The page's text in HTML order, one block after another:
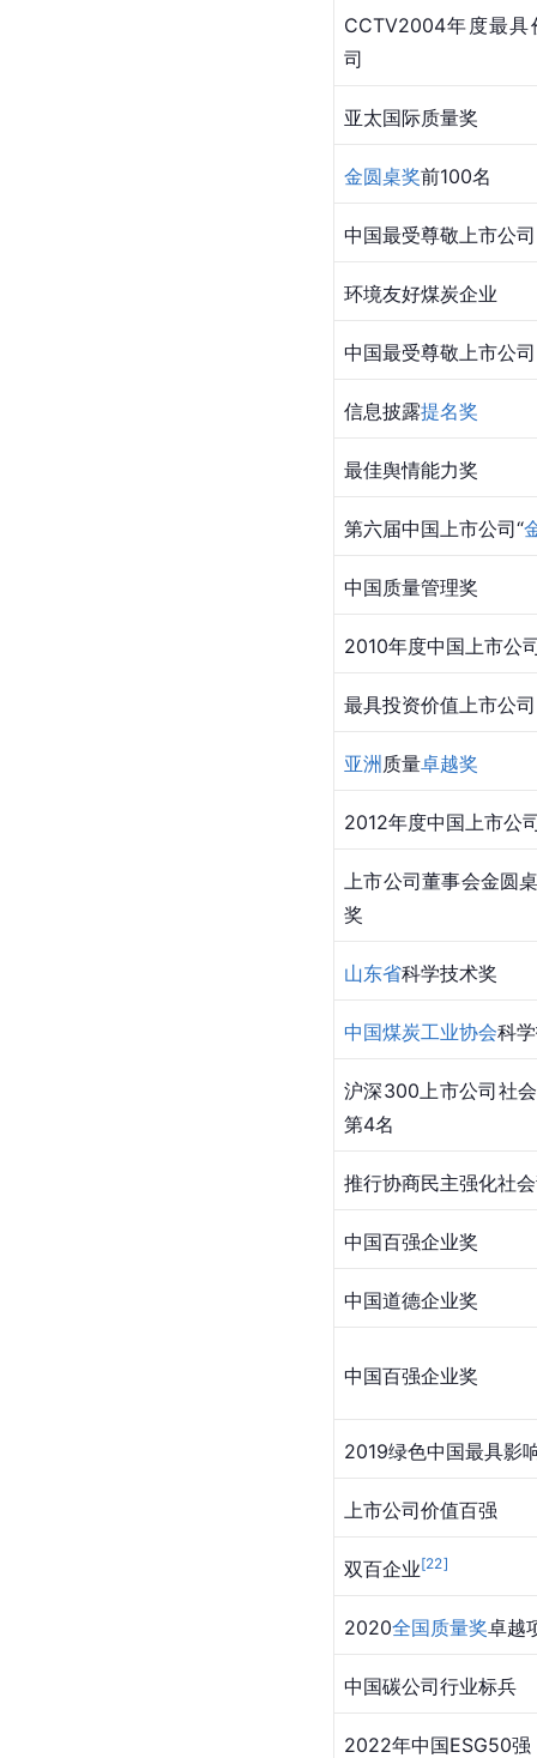
CCTV2004年度最
司
亚太国际质量奖
金圆桌奖前100名
中国最受尊敬上市公司
环境友好煤炭企业
中国最受尊敬上市公司
信息披露提名奖
最佳舆情能力奖
第六届中国上市公司“
中国质量管理奖
2010年度中国上市公
最具投资价值上市公司
亚洲质量卓越奖
2012年度中国上市公
上市公司董事会金圆
奖
山东省科学技术奖
中国煤炭工业协会科
沪深300上市公司社
第4名
推行协商民主强化社
中国百强企业奖
中国道德企业奖
中国百强企业奖
2019绿色中国最具影
上市公司价值百强
双百企业[22]
2020全国质量奖卓越
中国碳公司行业标兵
2022年中国ESG50强